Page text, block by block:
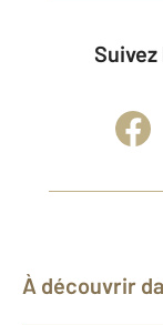
Suivez l’actualité immobilière et
À découvrir